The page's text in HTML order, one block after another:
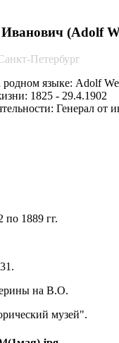
(Adolf
Петербург
языке: Adolf
1825 - 29.4.1902
Генерал от
по 1889 гг.
на В.О.
музей".